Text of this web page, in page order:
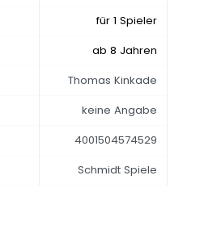
für 1 Spieler
ab 8 Jahren
Thomas Kinkade
keine Angabe
4001504574529
Schmidt Spiele